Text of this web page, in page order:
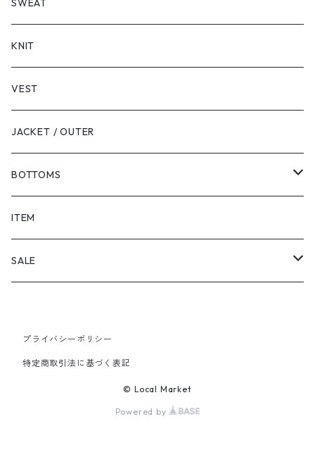
LONG SLEEVE
SWEAT
KNIT
VEST
JACKET / OUTER
BOTTOMS
SHORTS
PANTS
ITEM
SALE
PANTS
プライバシーポリシー
特定商取引法に基づく表記
© Local Market
Powered by